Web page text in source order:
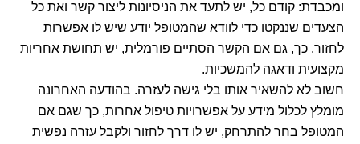
ומכבדת: קודם כל, יש לתעד את הניסיונות ליצור קשר ואת כל
הצעדים שננקטו כדי לוודא שהמטופל יודע שיש לו אפשרות
לחזור. כך, גם אם הקשר הסתיים פורמלית, יש תחושת אחריות
מקצועית ודאגה להמשכיות.
חשוב לא להשאיר אותו בלי גישה לעזרה. בהודעה האחרונה
מומלץ לכלול מידע על אפשרויות טיפול אחרות, כך שגם אם
המטופל בחר להתרחק, יש לו דרך לחזור ולקבל עזרה נפשית